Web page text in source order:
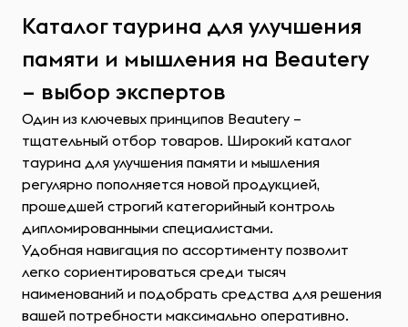
Каталог таурина для улучшения
памяти и мышления на Beautery
– выбор экспертов
Один из ключевых принципов Beautery –
тщательный отбор товаров. Широкий каталог
таурина для улучшения памяти и мышления
регулярно пополняется новой продукцией,
прошедшей строгий категорийный контроль
дипломированными специалистами.
Удобная навигация по ассортименту позволит
легко сориентироваться среди тысяч
наименований и подобрать средства для решения
вашей потребности максимально оперативно.